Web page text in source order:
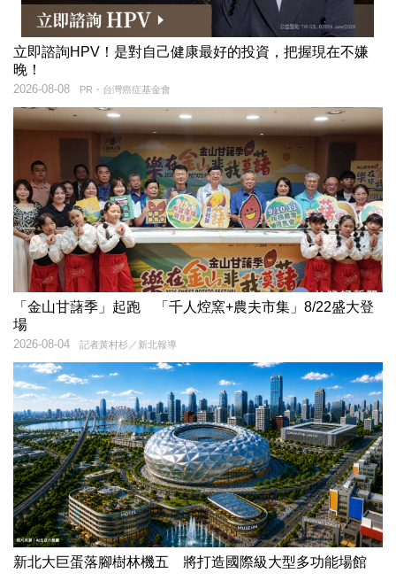
立即諮詢HPV！是對自己健康最好的投資，把握現在不嫌
晚！
PR・台灣癌症基金會
2026-08-08
「金山甘藷季」起跑 「千人焢窯+農夫市集」8/22盛大登
場
記者黃村杉／新北報導
2026-08-04
新北大巨蛋落腳樹林機五 將打造國際級大型多功能場館